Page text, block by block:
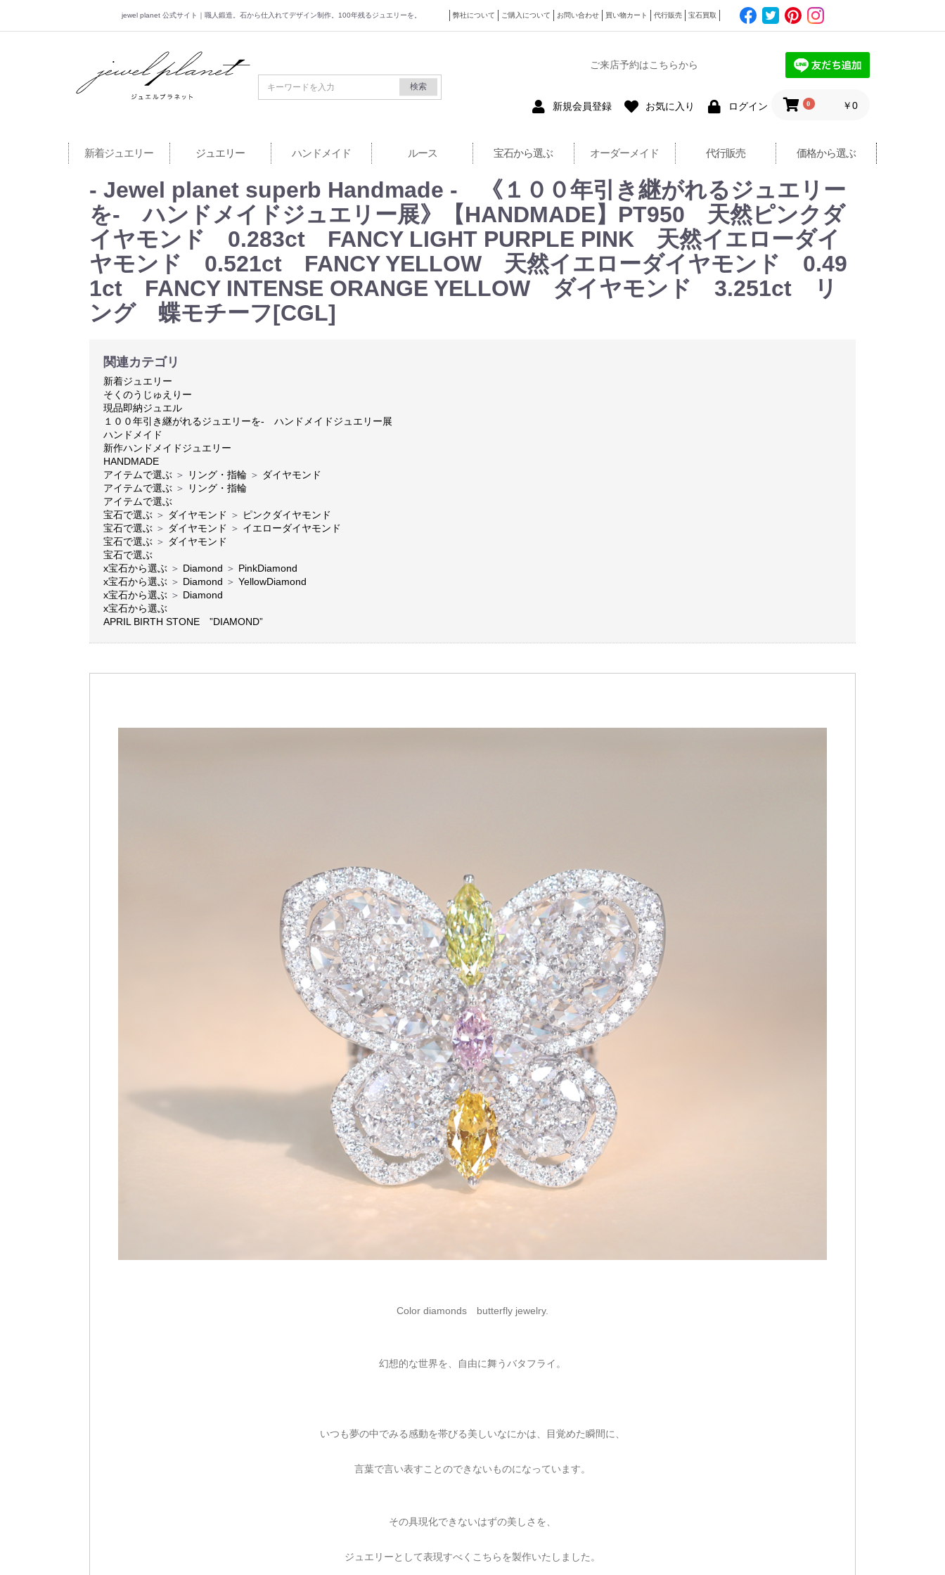
jewel planet 公式サイト｜職人鍛造。石から仕入れてデザイン制作。100年残るジュエリーを。 弊社について ご購入について お問い合わせ 買い物カート 代行販売 宝石買取
jewel planet 公式サイト
検索
ご来店予約はこちらから
新規会員登録 お気に入り ログイン 0 ￥0
新着ジュエリー ジュエリー ハンドメイド ルース 宝石から選ぶ オーダーメイド 代行販売 価格から選ぶ
- Jewel planet superb Handmade - 《１００年引き継がれるジュエリー
を- ハンドメイドジュエリー展》【HANDMADE】PT950 天然ピンクダ
イヤモンド 0.283ct FANCY LIGHT PURPLE PINK 天然イエローダイ
ヤモンド 0.521ct FANCY YELLOW 天然イエローダイヤモンド 0.49
1ct FANCY INTENSE ORANGE YELLOW ダイヤモンド 3.251ct リ
ング 蝶モチーフ[CGL]
関連カテゴリ
新着ジュエリー
そくのうじゅえりー
現品即納ジュエル
１００年引き継がれるジュエリーを- ハンドメイドジュエリー展
ハンドメイド
新作ハンドメイドジュエリー
HANDMADE
アイテムで選ぶ ＞ リング・指輪 ＞ ダイヤモンド
アイテムで選ぶ ＞
リング・指輪
アイテムで選ぶ
宝石で選ぶ ＞ ダイヤモンド ＞ ピンクダイヤモンド
宝石で選ぶ ＞ ダイヤモンド ＞ イエローダイヤモンド
宝石で選ぶ ＞ ダイヤモンド
宝石で選ぶ
x宝石から選ぶ ＞ Diamond ＞ PinkDiamond
x宝石から選ぶ ＞ Diamond ＞ YellowDiamond
x宝石から選ぶ ＞ Diamond
x宝石から選ぶ
APRIL BIRTH STONE ”DIAMOND”
Color diamonds butterfly jewelry.
幻想的な世界を、自由に舞うバタフライ。
いつも夢の中でみる感動を帯びる美しいなにかは、目覚めた瞬間に、
言葉で言い表すことのできないものになっています。
その具現化できないはずの美しさを、
ジュエリーとして表現すべくこちらを製作いたしました。